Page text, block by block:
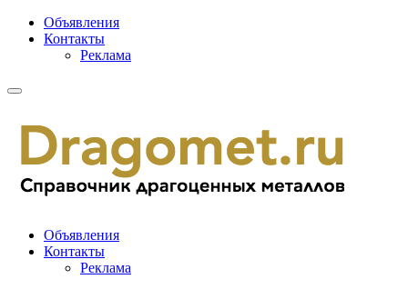
Объявления
Контакты
Реклама
Объявления
Контакты
Реклама